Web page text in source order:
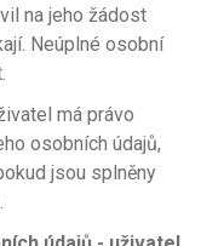
na jeho žádost
Neúplné osobní
má právo
osobních údajů,
jsou splněny